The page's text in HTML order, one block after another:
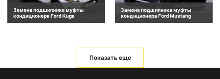
Замена подшипника муфты
кондиционера Ford Kuga
Замена подшипника муфты
кондиционера Ford Mustang
Показать еще